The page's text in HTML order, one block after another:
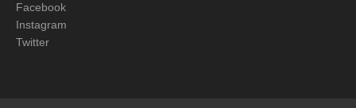
Facebook
Instagram
Twitter